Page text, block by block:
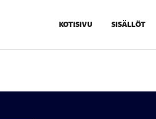
KOTISIVU SISÄLLÖT